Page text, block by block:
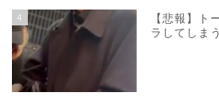
4
【悲報】ト
ラしてしま